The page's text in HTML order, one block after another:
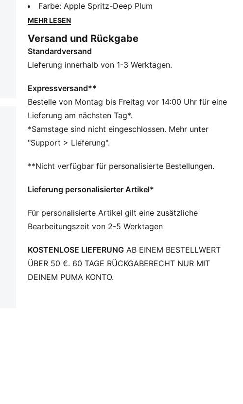
haben einen Antrieb aus Karbonfaser, ein leichtes
Obermaterial für ein weiches, festes Tragegefühl und
FEATURES + VORTEILE
PWRPLATE: Carbonfaserplatte zur Stabilisierung der
Zwischensohle bei gleichzeitiger Maximierung der
NITROFOAM™ Elite: Extrem leichte, hochwertige
Performance-Schaumstofftechnologie für exzellente
Reaktionsfähigkeit
DETAILS
Entworfen für: Straßenlauf
Breite: Regulär
Pronation: Neutral
Durchschnittliche Kilometerzahl 300 km
Gewicht: 170 g (bei Schuhgröße 42)
Farbe:Apple Spritz-Deep Plum
MEHR LESEN
Versand und Rückgabe
Standardversand
Lieferung innerhalb von 1-3 Werktagen.
Expressversand**
Bestelle von Montag bis Freitag vor 14:00 Uhr für eine
Lieferung am nächsten Tag*.
*Samstage sind nicht eingeschlossen. Mehr unter
"Support > Lieferung".
**Nicht verfügbar für personalisierte Bestellungen.
Lieferung personalisierter Artikel*
Für personalisierte Artikel gilt eine zusätzliche
Bearbeitungszeit von 2-5 Werktagen
KOSTENLOSE LIEFERUNG AB EINEM BESTELLWERT
ÜBER 50 €. 60 TAGE RÜCKGABERECHT NUR MIT
DEINEM PUMA KONTO.